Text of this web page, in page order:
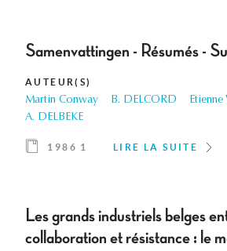
Samenvattingen - Résumés -
AUTEUR(S)
Martin Conway B. DELCORD
Etienne
A. DELBEKE
1986 1 LIRE LA SUITE
Les grands industriels belges
collaboration et résistance : le